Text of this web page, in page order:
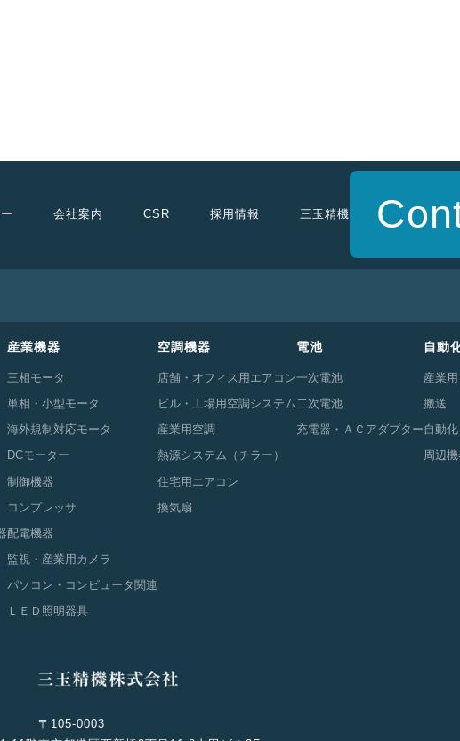
会社案内 CSR 採用情報 三玉精機
産業機器
三相モータ
単相・小型モータ
海外規制対応モータ
DCモーター
制御機器
コンプレッサ
配電機器
監視・産業用カメラ
パソコン・コンピュータ関連
ＬＥＤ照明器具
空調機器
店舗・オフィス用エアコン
ビル・工場用空調システム
産業用空調
熱源システム（チラー）
住宅用エアコン
換気扇
電池
一次電池
二次電池
充電器・ＡＣアダプター
自動
産業
搬送
自動
周辺
〒105-0003